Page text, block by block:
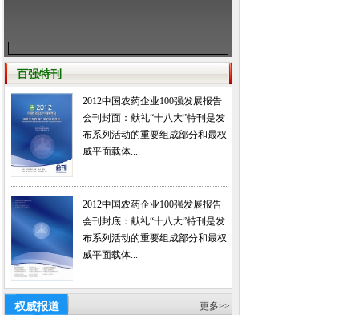
百强特刊
2012中国农药企业100强发展报告
会刊封面：献礼“十八大”特刊是发
布系列活动的重要组成部分和最权
威平面载体...
2012中国农药企业100强发展报告
会刊封底：献礼“十八大”特刊是发
布系列活动的重要组成部分和最权
威平面载体...
权威报道 更多>>